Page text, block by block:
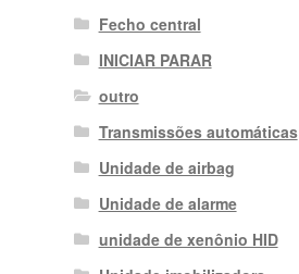
Fecho central
INICIAR PARAR
outro
Transmissões automáticas
Unidade de airbag
Unidade de alarme
unidade de xenônio HID